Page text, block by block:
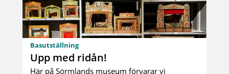
Basutställning
Upp med ridån!
Här på Sörmlands museum förvarar vi